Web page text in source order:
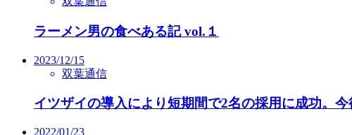
ラーメン男の食べある記 vol.１
2023/12/15
双葉通信
イツザイの導入により短期間で2名の採用に成功。
2022/01/23